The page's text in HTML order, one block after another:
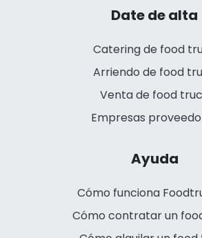
Date de alta
Catering de food
Arriendo de food
Venta de food
Empresas
Ayuda
Cómo funciona
Cómo contratar un